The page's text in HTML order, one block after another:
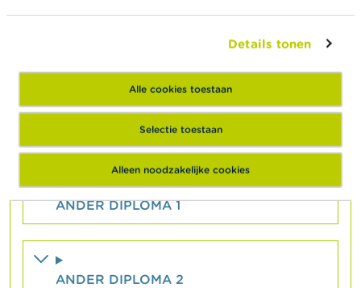
Details tonen
Alle cookies toestaan
Selectie toestaan
Alleen noodzakelijke cookies
select
Studierichting
ANDER DIPLOMA 1
ANDER DIPLOMA 2